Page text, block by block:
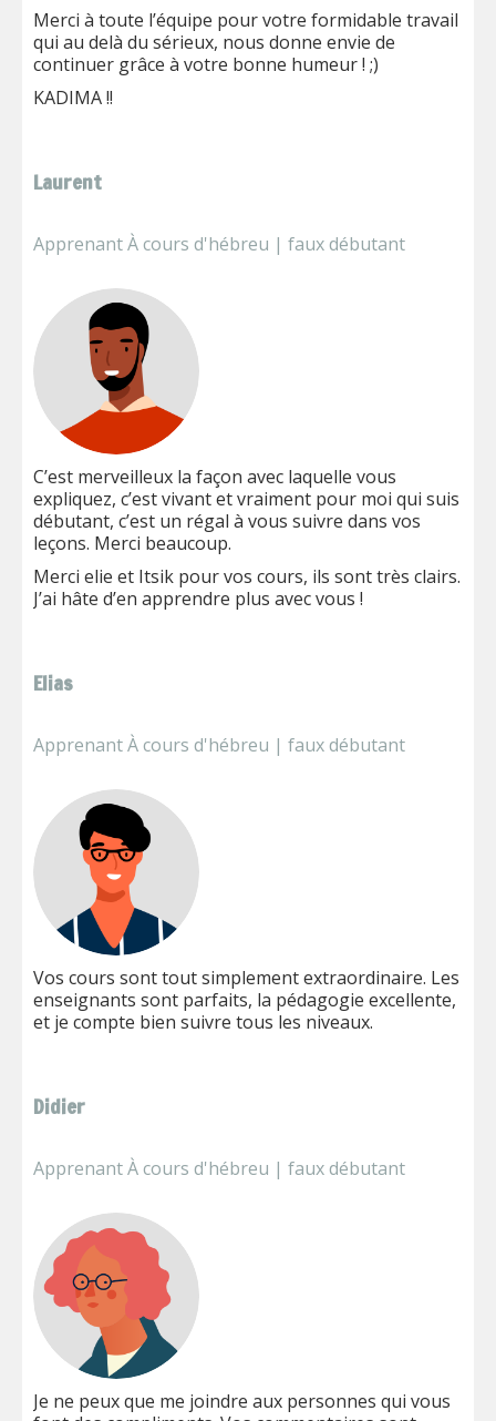
Merci à toute l’équipe pour votre formidable travail
qui au delà du sérieux, nous donne envie de
continuer grâce à votre bonne humeur ! ;)
KADIMA !!
Laurent
Apprenant À cours d'hébreu | faux débutant
C’est merveilleux la façon avec laquelle vous
expliquez, c’est vivant et vraiment pour moi qui suis
débutant, c’est un régal à vous suivre dans vos
leçons. Merci beaucoup.
Merci elie et Itsik pour vos cours, ils sont très clairs.
J’ai hâte d’en apprendre plus avec vous !
Elias
Apprenant À cours d'hébreu | faux débutant
Vos cours sont tout simplement extraordinaire. Les
enseignants sont parfaits, la pédagogie excellente,
et je compte bien suivre tous les niveaux.
Didier
Apprenant À cours d'hébreu | faux débutant
Je ne peux que me joindre aux personnes qui vous